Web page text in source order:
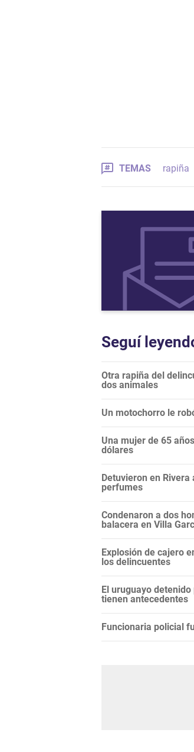
TEMAS rapiña
Seguí
Otra rapiña del
dos animales
Un motochorro le
Una mujer de 65
dólares
Detuvieron en
perfumes
Condenaron a dos
balacera en Villa
Explosión de cajero
los delincuentes
El uruguayo
tienen antecedentes
Funcionaria policial